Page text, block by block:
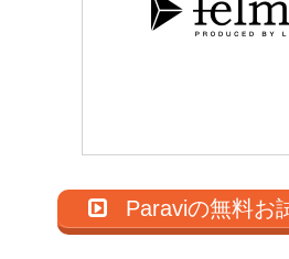
Paraviの無料お